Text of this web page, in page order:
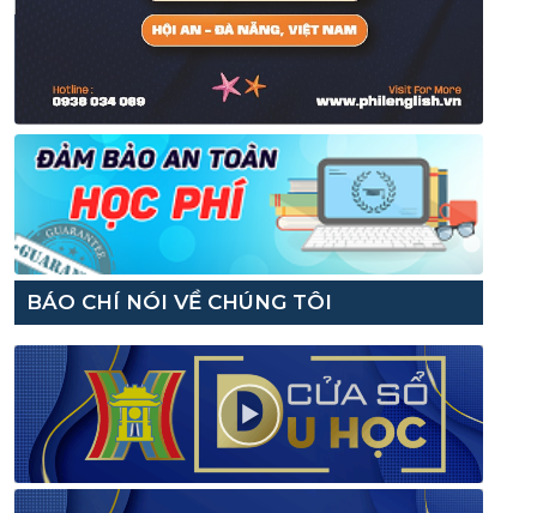
BÁO CHÍ NÓI VỀ CHÚNG TÔI